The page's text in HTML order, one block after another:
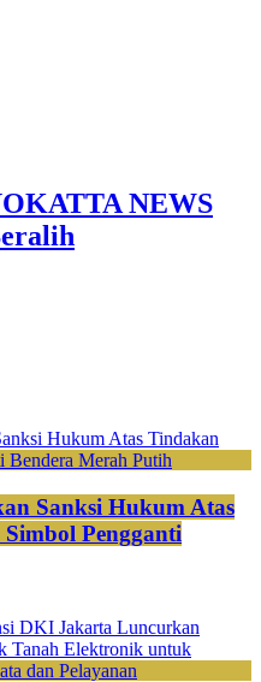
NEWS
Sanksi Hukum Atas
Pengganti